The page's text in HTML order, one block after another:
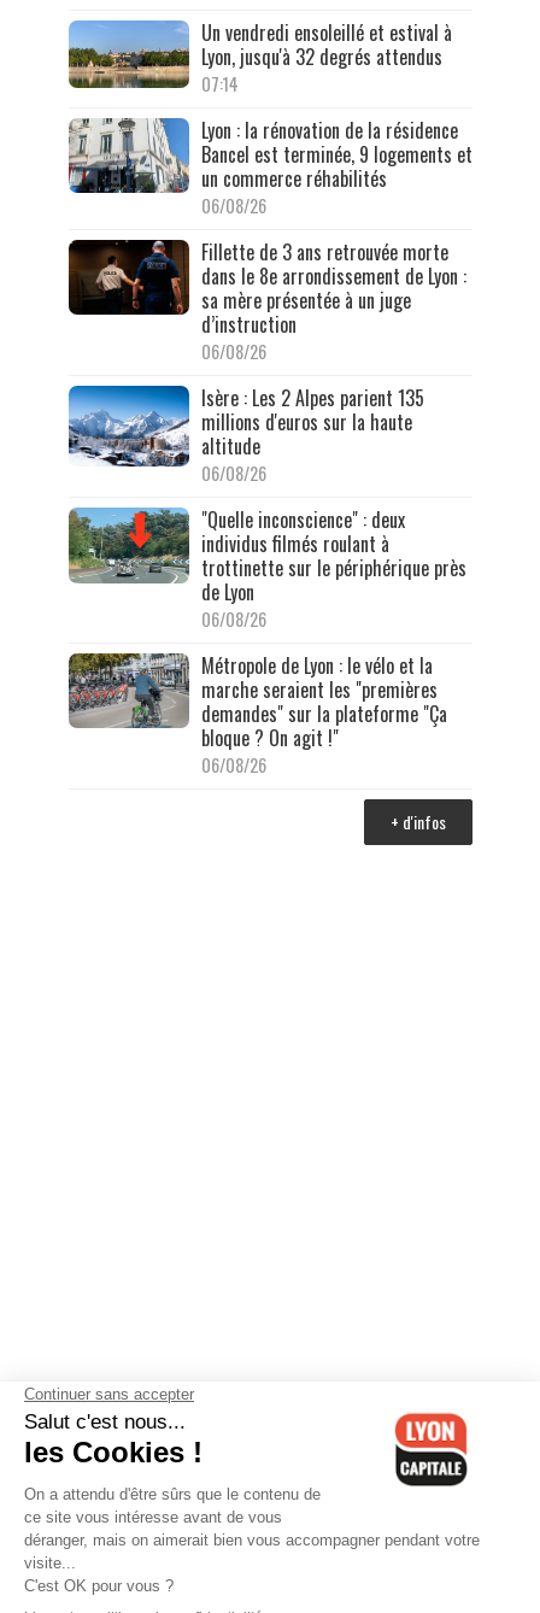
Un vendredi ensoleillé et estival à
Lyon, jusqu'à 32 degrés attendus
07:14
Lyon : la rénovation de la résidence
Bancel est terminée, 9 logements et
un commerce réhabilités
06/08/26
Fillette de 3 ans retrouvée morte
dans le 8e arrondissement de Lyon :
sa mère présentée à un juge
d’instruction
06/08/26
Isère : Les 2 Alpes parient 135
millions d'euros sur la haute
altitude
06/08/26
"Quelle inconscience" : deux
individus filmés roulant à
trottinette sur le périphérique près
de Lyon
06/08/26
Métropole de Lyon : le vélo et la
marche seraient les "premières
demandes" sur la plateforme "Ça
bloque ? On agit !"
06/08/26
+ d'infos